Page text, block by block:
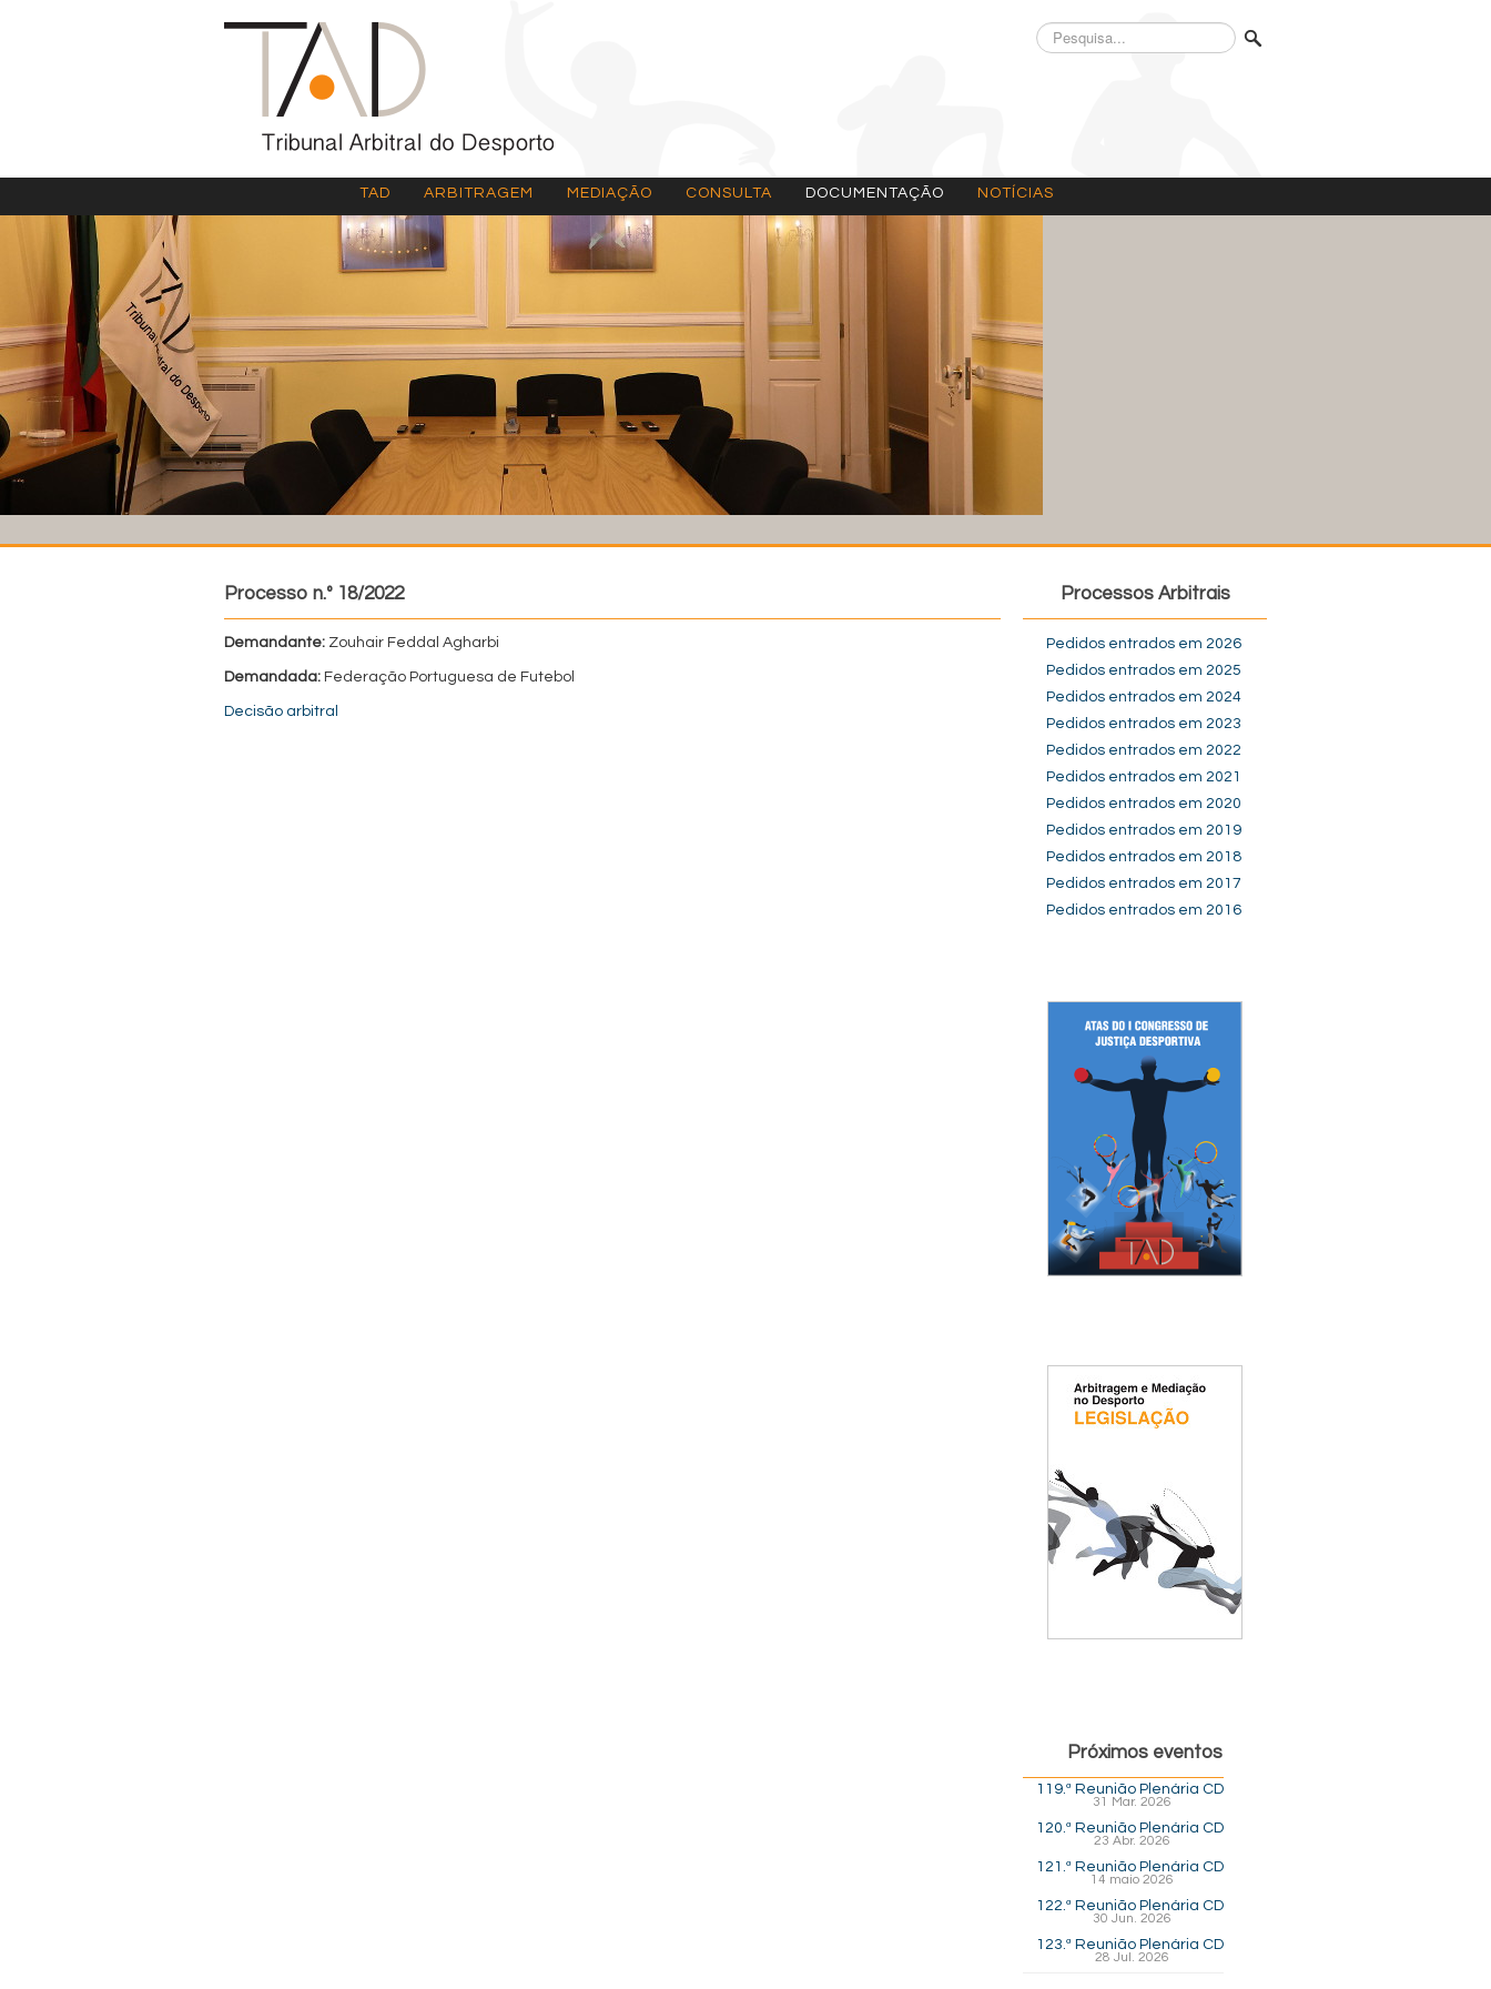
Pesquisa...
TAD ARBITRAGEM MEDIAÇÃO CONSULTA DOCUMENTAÇÃO NOTÍCIAS
Processo n.º 18/2022
Demandante: Zouhair Feddal Agharbi
Demandada: Federação Portuguesa de Futebol
Decisão arbitral
Processos Arbitrais
Pedidos entrados em 2026
Pedidos entrados em 2025
Pedidos entrados em 2024
Pedidos entrados em 2023
Pedidos entrados em 2022
Pedidos entrados em 2021
Pedidos entrados em 2020
Pedidos entrados em 2019
Pedidos entrados em 2018
Pedidos entrados em 2017
Pedidos entrados em 2016
Próximos eventos
119.ª Reunião Plenária CD
31 Mar. 2026
120.ª Reunião Plenária CD
23 Abr. 2026
121.ª Reunião Plenária CD
14 maio 2026
122.ª Reunião Plenária CD
30 Jun. 2026
123.ª Reunião Plenária CD
28 Jul. 2026